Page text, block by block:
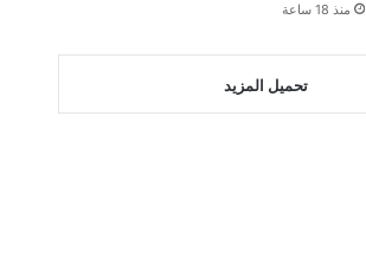
منذ 18 ساعة
تحميل المزيد